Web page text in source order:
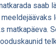
saab
matkapäeva.